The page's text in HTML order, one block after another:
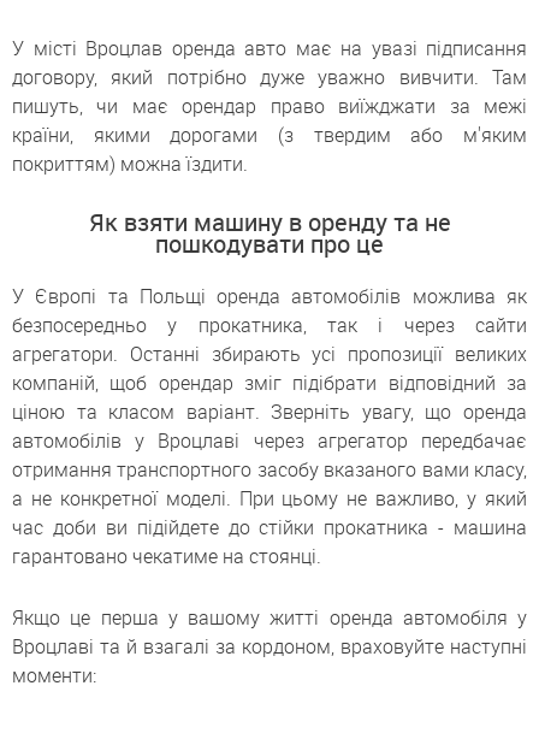
У місті Вроцлав оренда авто має на увазі підписання
договору, який потрібно дуже уважно вивчити. Там
пишуть, чи має орендар право виїжджати за межі
країни, якими дорогами (з твердим або м'яким
покриттям) можна їздити.
Як взяти машину в оренду та не
пошкодувати про це
У Європі та Польщі оренда автомобілів можлива як
безпосередньо у прокатника, так і через сайти
агрегатори. Останні збирають усі пропозиції великих
компаній, щоб орендар зміг підібрати відповідний за
ціною та класом варіант. Зверніть увагу, що оренда
автомобілів у Вроцлаві через агрегатор передбачає
отримання транспортного засобу вказаного вами класу,
а не конкретної моделі. При цьому не важливо, у який
час доби ви підійдете до стійки прокатника - машина
гарантовано чекатиме на стоянці.
Якщо це перша у вашому житті оренда автомобіля у
Вроцлаві та й взагалі за кордоном, враховуйте наступні
моменти: